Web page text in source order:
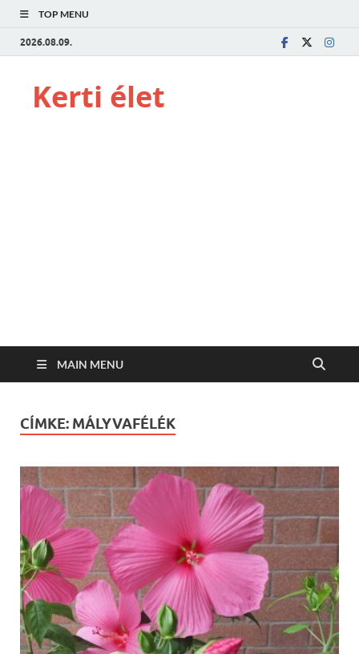
TOP MENU
2026.08.09.
Kerti élet
MAIN MENU
CÍMKE: MÁLYVAFÉLÉK